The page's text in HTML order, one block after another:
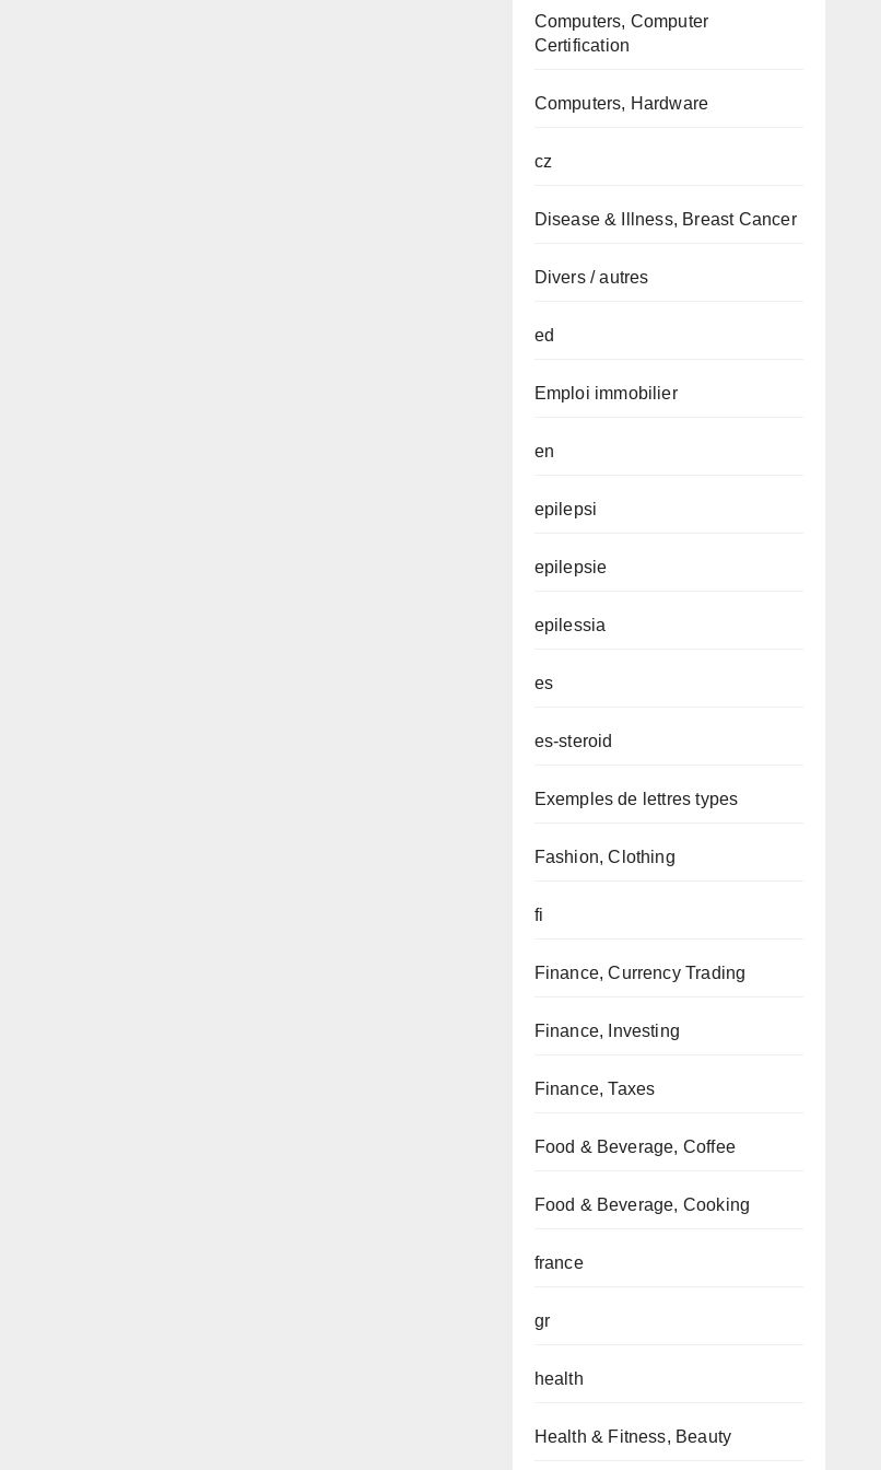
Computers, Computer
Certification
Computers, Hardware
cz
Disease & Illness, Breast Cancer
Divers / autres
ed
Emploi immobilier
en
epilepsi
epilepsie
epilessia
es
es-steroid
Exemples de lettres types
Fashion, Clothing
fi
Finance, Currency Trading
Finance, Investing
Finance, Taxes
Food & Beverage, Coffee
Food & Beverage, Cooking
france
gr
health
Health & Fitness, Beauty